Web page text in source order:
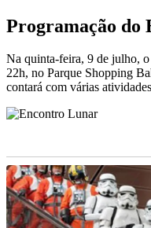
Programação do
Na quinta-feira, 9 de julho,
22h, no Parque Shopping
contará com várias